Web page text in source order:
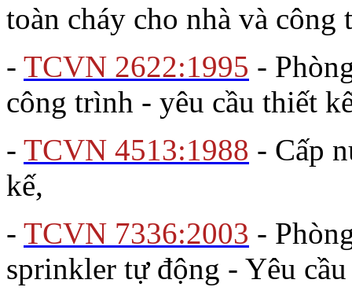
toàn cháy cho nhà và công
- TCVN 2622:1995 -
công trình - yêu cầu thiết
- TCVN 4513:1988 - Cấp
kế,
- TCVN 7336:2003 -
sprinkler tự động - Yêu